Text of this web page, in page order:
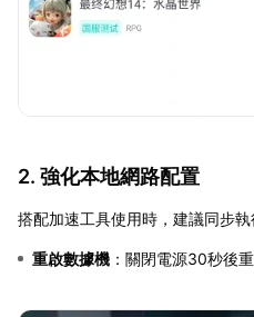
2. 強化本地網路配置
搭配加速工具使用時，建議同步執
重啟數據機 ：關閉電源30秒後